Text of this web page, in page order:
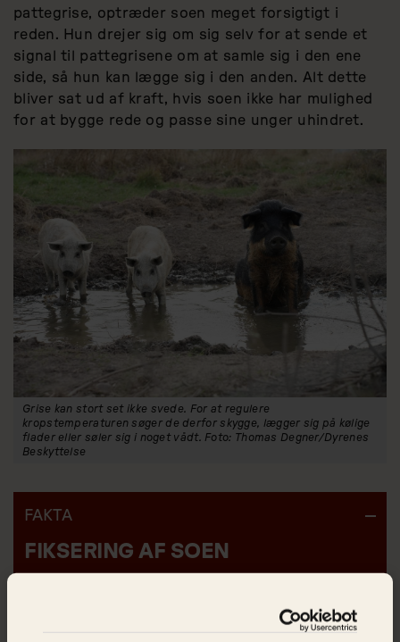
pattegrise, optræder soen meget forsigtigt i
reden. Hun drejer sig om sig selv for at sende et
signal til pattegrisene om at samle sig i den ene
side, så hun kan lægge sig i den anden. Alt dette
bliver sat ud af kraft, hvis soen ikke har mulighed
for at bygge rede og passe sine unger uhindret.
Grise kan stort set ikke svede. For at regulere
kropstemperaturen søger de derfor skygge, lægger sig på kølige
flader eller søler sig i noget vådt. Foto: Thomas Degner/Dyrenes
Beskyttelse
FAKTA
FIKSERING AF SOEN
af sine unger. I alt omkring fem uger*. Mellem
fareboksens metalbøjler har hun ingen